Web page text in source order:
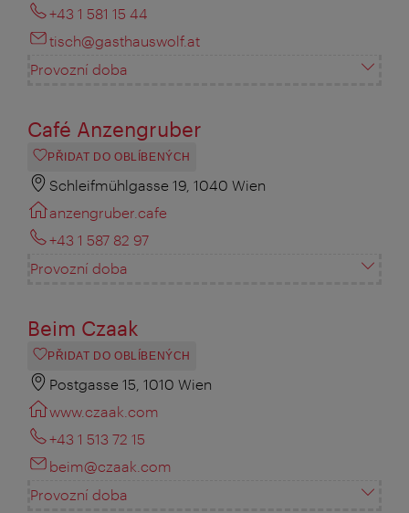
+43 1 581 15 44
tisch@gasthauswolf.at
Provozní doba
Café Anzengruber
PŘIDAT DO OBLÍBENÝCH
Schleifmühlgasse 19, 1040 Wien
anzengruber.cafe
+43 1 587 82 97
Provozní doba
Beim Czaak
PŘIDAT DO OBLÍBENÝCH
Postgasse 15, 1010 Wien
www.czaak.com
+43 1 513 72 15
beim@czaak.com
Provozní doba